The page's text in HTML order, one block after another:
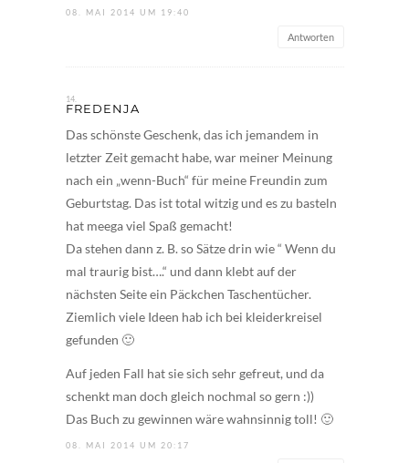
08. MAI 2014 UM 19:40
Antworten
FREDENJA
Das schönste Geschenk, das ich jemandem in
letzter Zeit gemacht habe, war meiner Meinung
nach ein „wenn-Buch“ für meine Freundin zum
Geburtstag. Das ist total witzig und es zu basteln
hat meega viel Spaß gemacht!
Da stehen dann z. B. so Sätze drin wie “ Wenn du
mal traurig bist….“ und dann klebt auf der
nächsten Seite ein Päckchen Taschentücher.
Ziemlich viele Ideen hab ich bei kleiderkreisel
gefunden 🙂
Auf jeden Fall hat sie sich sehr gefreut, und da
schenkt man doch gleich nochmal so gern :))
Das Buch zu gewinnen wäre wahnsinnig toll! 🙂
08. MAI 2014 UM 20:17